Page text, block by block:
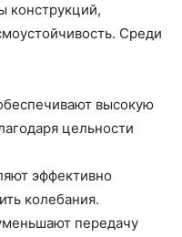
конструкций,
Среди
высокую
цельности
эффективно
колебания.
передачу